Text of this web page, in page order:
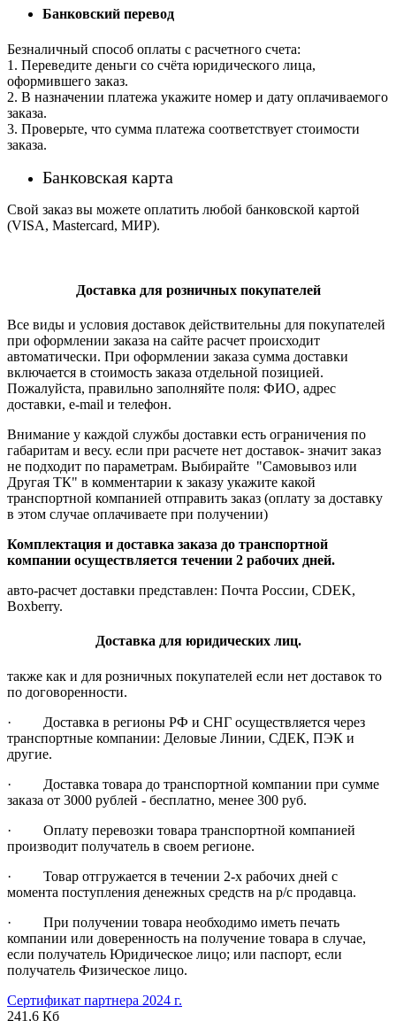
Банковский перевод
Безналичный способ оплаты с расчетного счета:
1. Переведите деньги со счёта юридического лица,
оформившего заказ.
2. В назначении платежа укажите номер и дату оплачиваемого
заказа.
3. Проверьте, что сумма платежа соответствует стоимости
заказа.
Банковская карта
Свой заказ вы можете оплатить любой банковской картой
(VISA, Mastercard, МИР).
Доставка для розничных покупателей
Все виды и условия доставок действительны для покупателей
при оформлении заказа на сайте расчет происходит
автоматически. При оформлении заказа сумма доставки
включается в стоимость заказа отдельной позицией.
Пожалуйста, правильно заполняйте поля: ФИО, адрес
доставки, e-mail и телефон.
Внимание у каждой службы доставки есть ограничения по
габаритам и весу. если при расчете нет доставок- значит заказ
не подходит по параметрам. Выбирайте "Самовывоз или
Другая ТК" в комментарии к заказу укажите какой
транспортной компанией отправить заказ (оплату за доставку
в этом случае оплачиваете при получении)
Комплектация и доставка заказа до транспортной
компании осуществляется течении 2 рабочих дней.
авто-расчет доставки представлен: Почта России, CDEK,
Boxberry.
Доставка для юридических лиц.
также как и для розничных покупателей если нет доставок то
по договоренности.
· Доставка в регионы РФ и СНГ осуществляется через
транспортные компании: Деловые Линии, СДЕК, ПЭК и
другие.
· Доставка товара до транспортной компании при сумме
заказа от 3000 рублей - бесплатно, менее 300 руб.
· Оплату перевозки товара транспортной компанией
производит получатель в своем регионе.
· Товар отгружается в течении 2-х рабочих дней с
момента поступления денежных средств на р/с продавца.
· При получении товара необходимо иметь печать
компании или доверенность на получение товара в случае,
если получатель Юридическое лицо; или паспорт, если
получатель Физическое лицо.
Сертификат партнера 2024 г.
241,6 Кб